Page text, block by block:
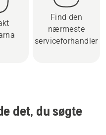
Find den
nærmeste
serviceforhandler
det, du søgte